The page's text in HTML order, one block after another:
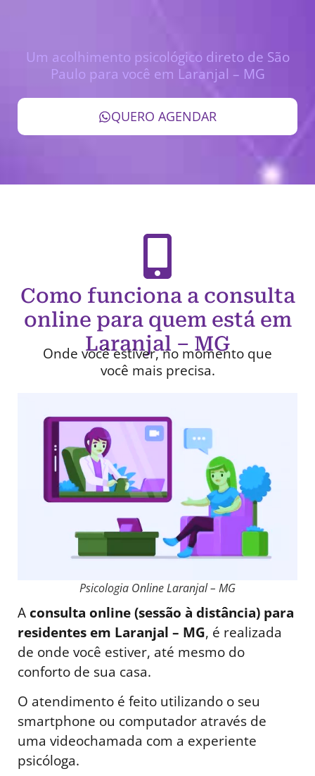
Um acolhimento psicológico direto de São
Paulo para você em Laranjal – MG
QUERO AGENDAR
Como funciona a consulta
online para quem está em
Laranjal – MG
Onde você estiver, no momento que
você mais precisa.
Psicologia Online Laranjal – MG
Aconsulta online (sessão à distância) para
residentes em Laranjal – MG, é realizada
de onde você estiver, até mesmo do
conforto de sua casa.
O atendimento é feito utilizando o seu
smartphone ou computador através de
uma videochamada com a experiente
psicóloga.